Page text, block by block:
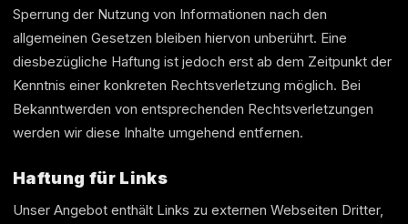
Sperrung der Nutzung von Informationen nach den
allgemeinen Gesetzen bleiben hiervon unberührt. Eine
diesbezügliche Haftung ist jedoch erst ab dem Zeitpunkt der
Kenntnis einer konkreten Rechtsverletzung möglich. Bei
Bekanntwerden von entsprechenden Rechtsverletzungen
werden wir diese Inhalte umgehend entfernen.
Haftung für Links
Unser Angebot enthält Links zu externen Webseiten Dritter,